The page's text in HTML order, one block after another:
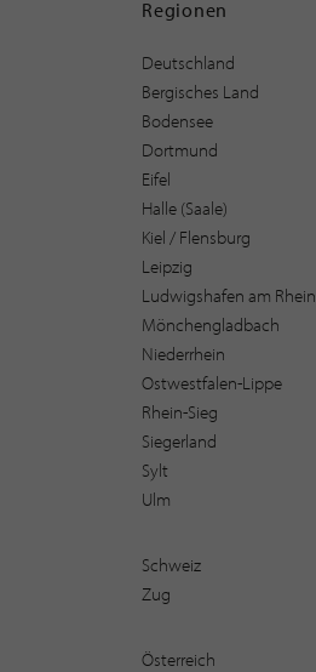
Regionen
Deutschland
Bergisches Land
Bodensee
Dortmund
Eifel
Halle (Saale)
Kiel / Flensburg
Leipzig
Ludwigshafen am Rhein
Mönchengladbach
Niederrhein
Ostwestfalen-Lippe
Rhein-Sieg
Siegerland
Sylt
Ulm
Schweiz
Zug
Österreich